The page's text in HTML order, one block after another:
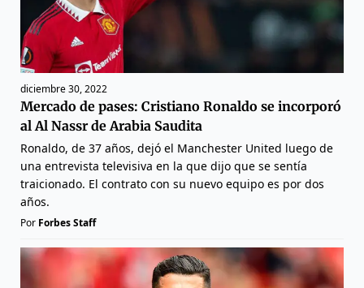
diciembre 30, 2022
Mercado de pases: Cristiano Ronaldo se incorporó
al Al Nassr de Arabia Saudita
Ronaldo, de 37 años, dejó el Manchester United luego de
una entrevista televisiva en la que dijo que se sentía
traicionado. El contrato con su nuevo equipo es por dos
años.
Por Forbes Staff